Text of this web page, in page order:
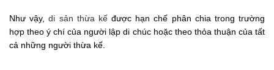
Như vậy,di sản thừa kếđược hạn chế phân chia trong trường
hợp theo ý chí của người lập di chúc hoặc theo thỏa thuận của tất
cả những người thừa kế.